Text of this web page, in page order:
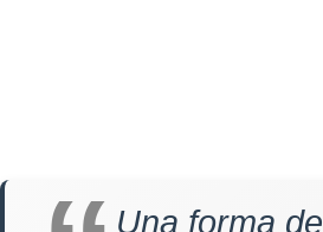
Una forma de